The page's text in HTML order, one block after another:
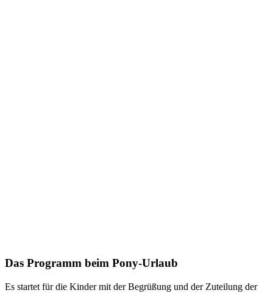
Das Programm beim Pony-Urlaub
Es startet für die Kinder mit der Begrüßung und der Zuteilung der